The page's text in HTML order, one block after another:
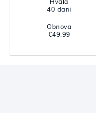
40 dani
Obnova
€49.99